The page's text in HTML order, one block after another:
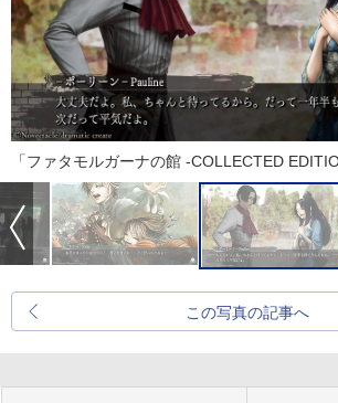
「ファタモルガーナの館 -COLLECTED
この写真の記事へ